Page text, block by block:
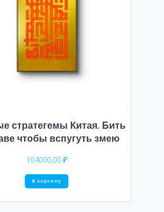
стратегемы Китая. Бить
чтобы вспугуть змею
104000,00 ₽
В корзину